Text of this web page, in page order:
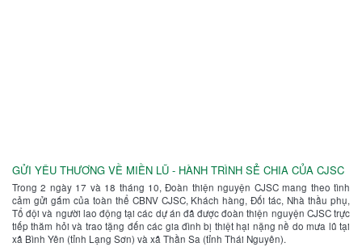
GỬI YÊU THƯƠNG VỀ MIỀN LŨ - HÀNH TRÌNH SẺ CHIA CỦA CJSC
Trong 2 ngày 17 và 18 tháng 10, Đoàn thiện nguyện CJSC mang theo tình
cảm gửi gắm của toàn thể CBNV CJSC, Khách hàng, Đối tác, Nhà thầu phụ,
Tổ đội và người lao động tại các dự án đã được đoàn thiện nguyện CJSC trực
tiếp thăm hỏi và trao tặng đến các gia đình bị thiệt hại nặng nề do mưa lũ tại
xã Bình Yên (tỉnh Lạng Sơn) và xã Thần Sa (tỉnh Thái Nguyên).